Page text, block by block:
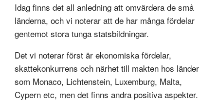
Idag finns det all anledning att omvärdera de små
länderna, och vi noterar att de har många fördelar
gentemot stora tunga statsbildningar.
Det vi noterar först är ekonomiska fördelar,
skattekonkurrens och närhet till makten hos länder
som Monaco, Lichtenstein, Luxemburg, Malta,
Cypern etc, men det finns andra positiva aspekter.